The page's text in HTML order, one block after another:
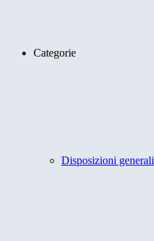
Categorie
Disposizioni generali